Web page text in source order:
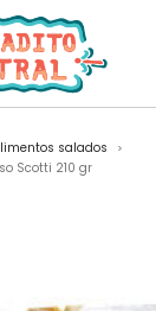
salados >
Scotti 210 gr